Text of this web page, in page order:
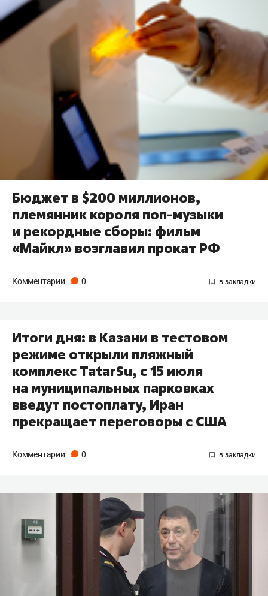
Бюджет в $200 миллионов,
племянник короля поп-музыки
и рекордные сборы: фильм
«Майкл» возглавил прокат РФ
Комментарии 0
Итоги дня: в Казани в тестовом
режиме открыли пляжный
комплекс TatarSu, с 15 июля
на муниципальных парковках
введут постоплату, Иран
прекращает переговоры с США
Комментарии 0